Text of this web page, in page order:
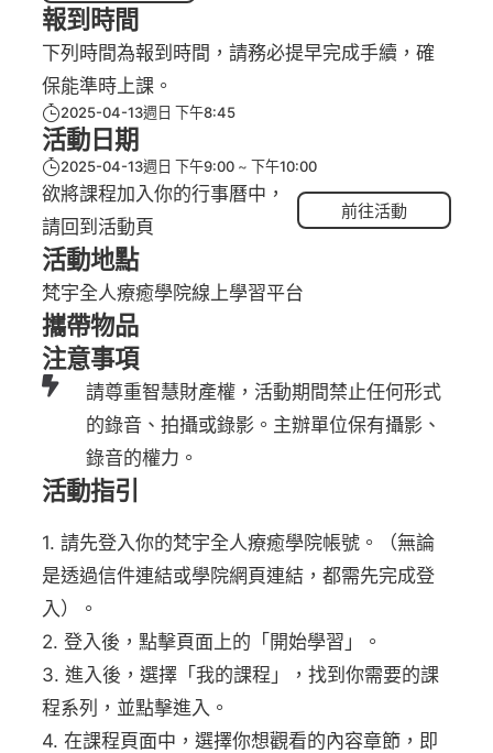
報到時間
下列時間為報到時間，請務必提早完成手續，確
保能準時上課。
2025-04-13週日 下午8:45
活動日期
2025-04-13週日 下午9:00 下午10:00
欲將課程加入你的行事曆中，
請回到活動頁
前往活動
活動地點
梵宇全人療癒學院線上學習平台
攜帶物品
注意事項
請尊重智慧財產權，活動期間禁止任何形式
的錄音、拍攝或錄影。主辦單位保有攝影、
錄音的權力。
活動指引
1. 請先登入你的梵宇全人療癒學院帳號。（無論
是透過信件連結或學院網頁連結，都需先完成登
入）。
2. 登入後，點擊頁面上的「開始學習」。
3. 進入後，選擇「我的課程」，找到你需要的課
程系列，並點擊進入。
4. 在課程頁面中，選擇你想觀看的內容章節，即